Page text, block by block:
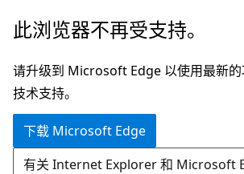
跳
主
要
内
此浏览器不再受支持。
请升级到 Microsoft Edge 以使用最新
技术支持。
下载 Microsoft Edge
有关 Internet Explorer 和 Microsoft